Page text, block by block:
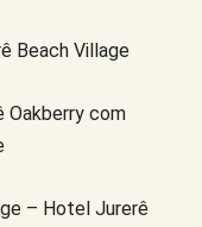
Beach Village
Oakberry com
– Hotel Jurerê